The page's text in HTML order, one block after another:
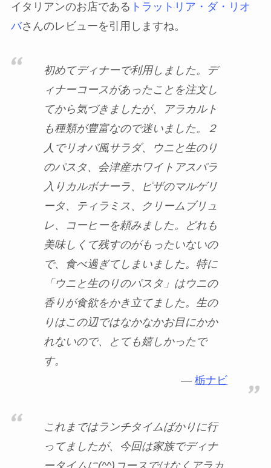
イタリアンのお店である トラットリア・ダ・リオ
バさんのレビューを引用しますね。
初めてディナーで利用しました。デ
ィナーコースがあったことを注文し
てから気づきましたが、アラカルト
も種類が豊富なので迷いました。２
人でリオバ風サラダ、ウニと生のり
のパスタ、会津産ホワイトアスパラ
入りカルボナーラ、ピザのマルゲリ
ータ、ティラミス、クリームブリュ
レ、コーヒーを頼みました。どれも
美味しくて残すのがもったいないの
で、食べ過ぎてしまいました。特に
「ウニと生のりのパスタ」はウニの
香りが食欲をかき立てました。生の
りはこの辺ではなかなかお目にかか
れないので、とても嬉しかったで
す。
栃ナビ
これまではランチタイムばかりに行
ってましたが、今回は家族でディナ